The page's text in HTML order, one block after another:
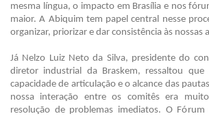
mesma língua, o impacto em Brasília e nos
maior. A Abiquim tem papel central nesse
organizar, priorizar e dar consistência às nossas
Já Nelzo Luiz Neto da Silva, presidente do
diretor industrial da Braskem, ressaltou
capacidade de articulação e o alcance das
nossa interação entre os comitês era
resolução de problemas imediatos. O